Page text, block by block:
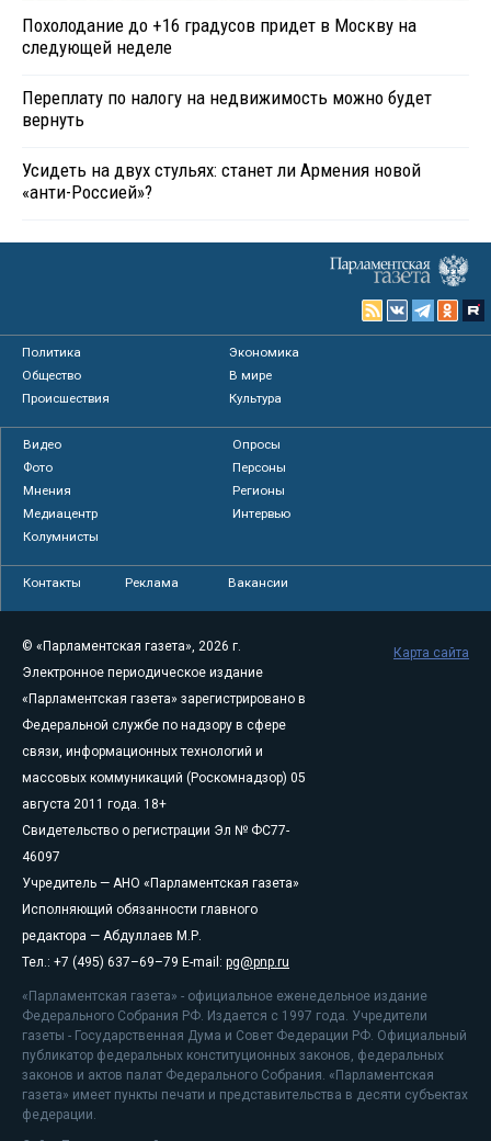
Похолодание до +16 градусов придет в Москву на
следующей неделе
Переплату по налогу на недвижимость можно будет
вернуть
Усидеть на двух стульях: станет ли Армения новой
«анти-Россией»?
Политика
Экономика
Общество
В мире
Происшествия
Культура
Видео
Опросы
Фото
Персоны
Мнения
Регионы
Медиацентр
Интервью
Колумнисты
Контакты Реклама Вакансии
© «Парламентская газета», 2026 г.
Электронное периодическое издание
«Парламентская газета» зарегистрировано в
Федеральной службе по надзору в сфере
связи, информационных технологий и
массовых коммуникаций (Роскомнадзор) 05
августа 2011 года. 18+
Свидетельство о регистрации Эл № ФС77-
46097
Учредитель — АНО «Парламентская газета»
Исполняющий обязанности главного
редактора — Абдуллаев М.Р.
Тел.: +7 (495) 637–69–79 E-mail: pg@pnp.ru
«Парламентская газета» - официальное еженедельное издание
Федерального Собрания РФ. Издается с 1997 года. Учредители
газеты - Государственная Дума и Совет Федерации РФ. Официальный
публикатор федеральных конституционных законов, федеральных
законов и актов палат Федерального Собрания. «Парламентская
газета» имеет пункты печати и представительства в десяти субъектах
федерации.
Карта сайта